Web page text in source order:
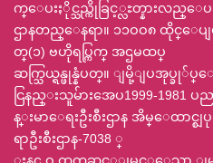
က္ေပးႏိုင္သည္ကိုခြင့္လႊတ္နားလည္ေ
ဌာနတည္ေနရာ။ ၁၁ဝဝ၈ ထိုင္ေပ
တ္(၁) ဗဟိုရပ္ကြက္ အဌမထပ္
ဆက္သြယ္ရန္ဖုန္နံပတ္။ ျမို့ျပအုပ္ခု်ပ္ေ
ငြနည္းသူမ်ားအေပ1999-1981 ပည
န္းမာေရးဦးစီးဌာန အိမ္ေထာင္စျ
ရာဦးစီးဌာန-7038 ္